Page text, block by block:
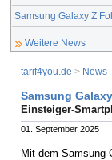
Samsung Galaxy Z
Weitere News
tarif4you.de > News
Samsung
Einsteiger-
01. September 2025
Mit dem Samsung